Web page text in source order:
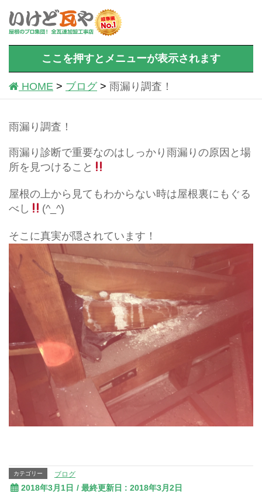
ここを押すとメニューが表示されます
HOME ブログ 雨漏り調査！
雨漏り調査！
雨漏り診断で重要なのはしっかり雨漏りの原因と場
所を見つけること
屋根の上から見てもわからない時は屋根裏にもぐる
べし
(^_^)
そこに真実が隠されています！
カテゴリー ブログ
2018年3月1日 / 最終更新日 : 2018年3月2日